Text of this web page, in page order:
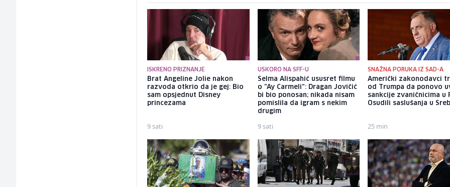
ISKRENO PRIZNANJE
Brat Angeline Jolie nakon
razvoda otkrio da je gej: Bio
sam opsjednut Disney
princezama
9 sati
USKORO NA SFF-U
Selma Alispahić ususret filmu
o "Ay Carmeli": Dragan Jovičić
bi bio ponosan; nikada nisam
pomislila da igram s nekim
drugim
9 sati
SNAŽNA PORUKA IZ SAD-A
Američki zakonodavci
od Trumpa da ponovo
sankcije zvaničnicima u
Osudili saslušanja u
25 min